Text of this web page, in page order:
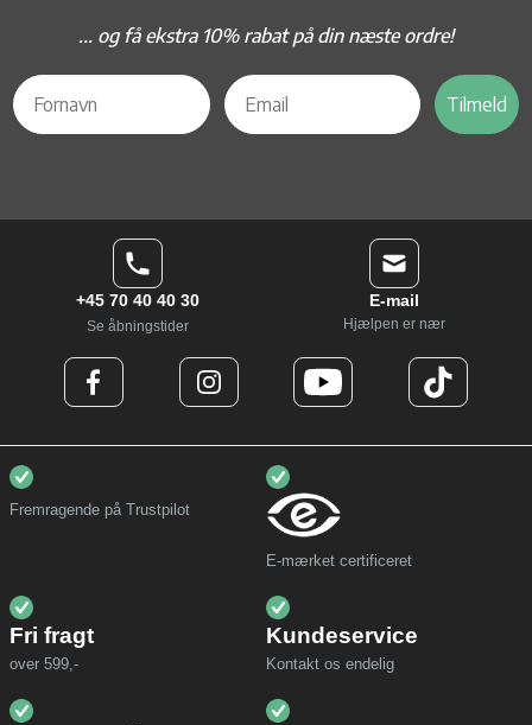
... og få ekstra 10% rabat på din næste ordre!
Tilmeld
+45 70 40 40 30
Se åbningstider
E-mail
Hjælpen er nær
Fremragende på Trustpilot
E-mærket certificeret
Fri fragt
over 599,-
Kundeservice
Kontakt os endelig